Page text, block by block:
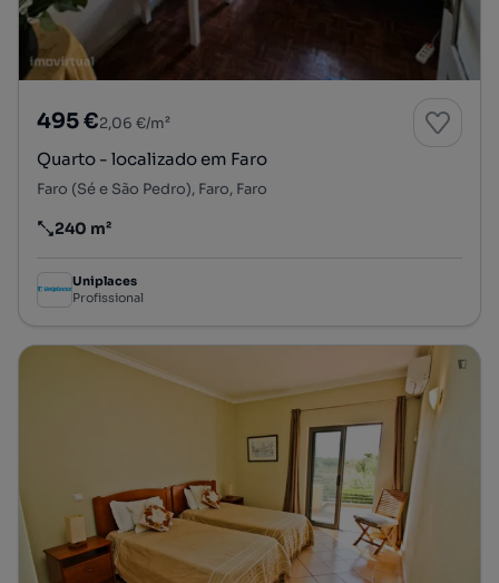
495 €2,06 €/m²
Quarto - localizado em Faro
Faro (Sé e São Pedro), Faro, Faro
Preço por metro quadrado
240 m²
Uniplaces
Profissional